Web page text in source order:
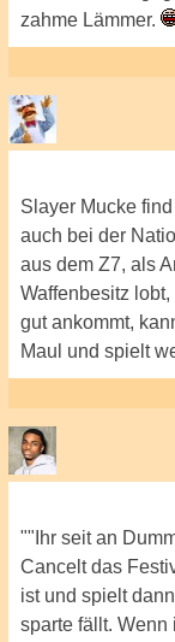
zahme Lämmer.
Slayer Mucke
auch bei der
aus dem Z7, als
Waffenbesitz
gut ankommt,
Maul und spielt
""Ihr seit an
Cancelt das
ist und spielt
sparte fällt. Wenn